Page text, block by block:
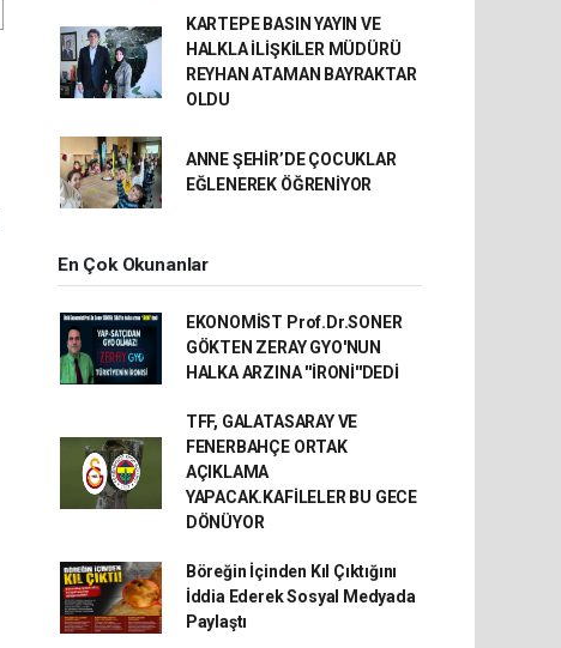
KARTEPE BASIN YAYIN VE
HALKLA İLİŞKİLER MÜDÜRÜ
REYHAN ATAMAN BAYRAKTAR
OLDU
ANNE ŞEHİR’DE ÇOCUKLAR
EĞLENEREK ÖĞRENİYOR
En Çok Okunanlar
EKONOMİST Prof.Dr.SONER
GÖKTEN ZERAY GYO'NUN
HALKA ARZINA ''İRONİ''DEDİ
TFF, GALATASARAY VE
FENERBAHÇE ORTAK
AÇIKLAMA
YAPACAK.KAFİLELER BU GECE
DÖNÜYOR
Böreğin İçinden Kıl Çıktığını
İddia Ederek Sosyal Medyada
Paylaştı